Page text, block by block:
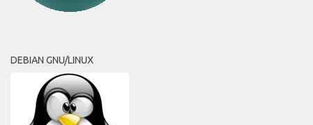
DEBIAN GNU/LINUX